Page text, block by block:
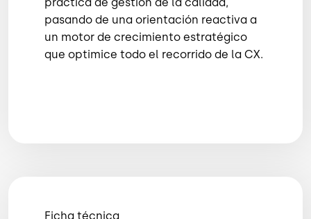
pasando de una orientación reactiva a
un motor de crecimiento estratégico
que optimice todo el recorrido de la CX.
Ficha técnica